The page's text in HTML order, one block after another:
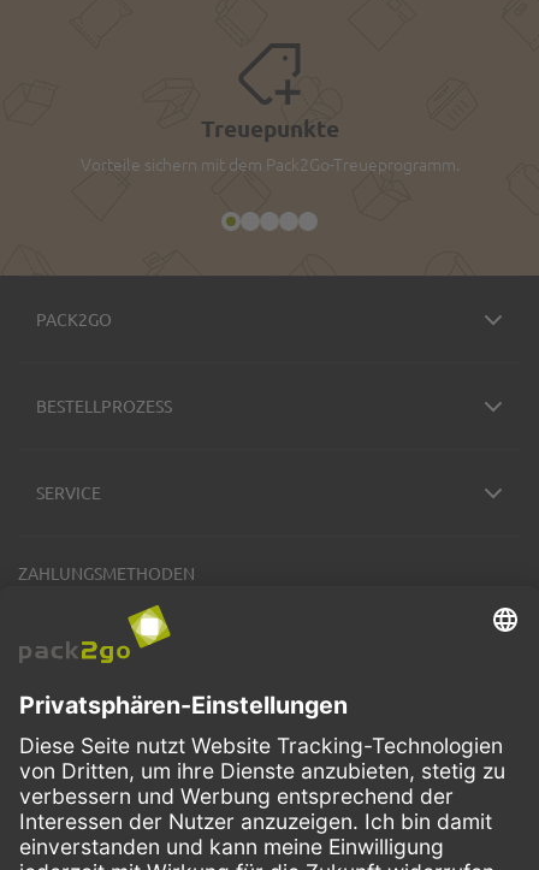
Treuepunkte
Vorteile sichern mit dem Pack2Go-Treueprogramm.
PACK2GO
BESTELLPROZESS
SERVICE
ZAHLUNGSMETHODEN
VERSANDARTEN
FacebookInstagramLinkedIn